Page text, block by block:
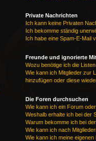
Private Nachrichten
Ich kann keine Privaten
Ich bekomme ständig
Ich habe eine Spam-E-Mail
Freunde und ignorierte
Wozu benötige ich die
Wie kann ich Mitglieder zur
hinzufügen oder diese
Die Foren durchsuchen
Wie kann ich ein Forum
Weshalb erhalte ich bei der
Warum bekomme ich bei
Wie kann ich nach
Wie kann ich meine